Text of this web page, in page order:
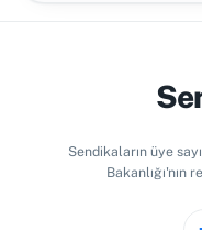
Sendikaların üye
Bakanlığı'nın